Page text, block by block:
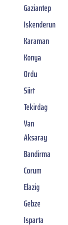
Gaziantep
Iskenderun
Karaman
Konya
Ordu
Siirt
Tekirdag
Van
Aksaray
Bandirma
Corum
Elazig
Gebze
Isparta